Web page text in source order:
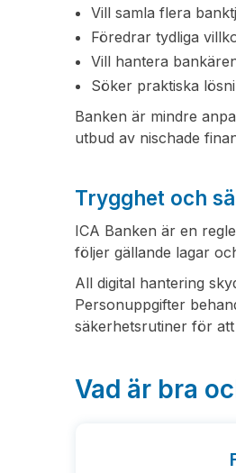
Vill samla flera
Föredrar tydliga
Vill hantera
Söker praktiska
Banken är mindre
utbud av nischade
Trygghet och
ICA Banken är en
följer gällande lagar
All digital hantering
Personuppgifter
säkerhetsrutiner för
Vad är bra